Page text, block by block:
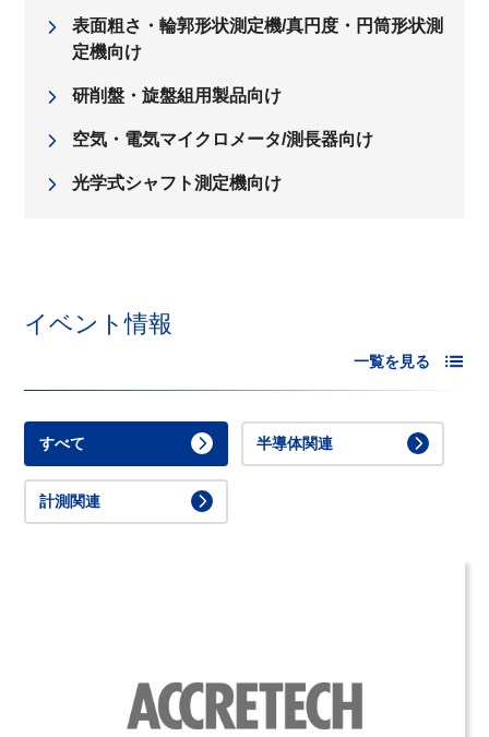
表面粗さ・輪郭形状測定機/真円度・円筒形状測
定機向け
研削盤・旋盤組用製品向け
空気・電気マイクロメータ/測長器向け
光学式シャフト測定機向け
イベント情報
一覧を見る
すべて 半導体関連
計測関連